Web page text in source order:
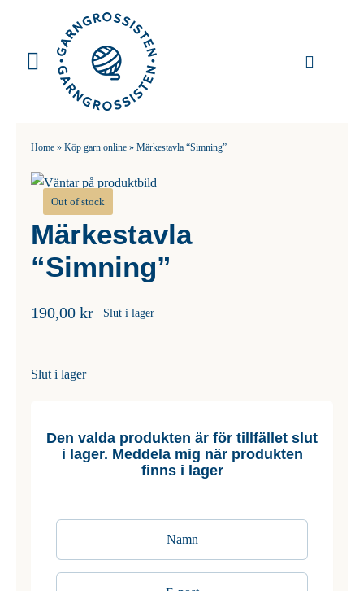
innehållet
Toggle
Navigation
Virknålar
Mönster
Home» Köp garn online» Märkestavla “Simning”
Out of stock
Märkestavla
“Simning”
190,00 kr Slut i lager
Slut i lager
Den valda produkten är för tillfället slut
i lager. Meddela mig när produkten
finns i lager